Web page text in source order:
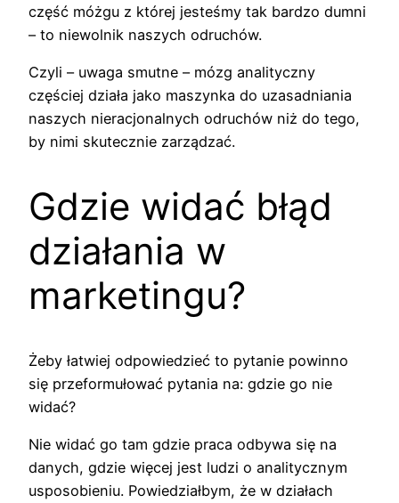
część móżgu z której jesteśmy tak bardzo dumni
– to niewolnik naszych odruchów.
Czyli – uwaga smutne – mózg analityczny
częściej działa jako maszynka do uzasadniania
naszych nieracjonalnych odruchów niż do tego,
by nimi skutecznie zarządzać.
Gdzie widać błąd
działania w
marketingu?
Żeby łatwiej odpowiedzieć to pytanie powinno
się przeformułować pytania na: gdzie go nie
widać?
Nie widać go tam gdzie praca odbywa się na
danych, gdzie więcej jest ludzi o analitycznym
usposobieniu. Powiedziałbym, że w działach